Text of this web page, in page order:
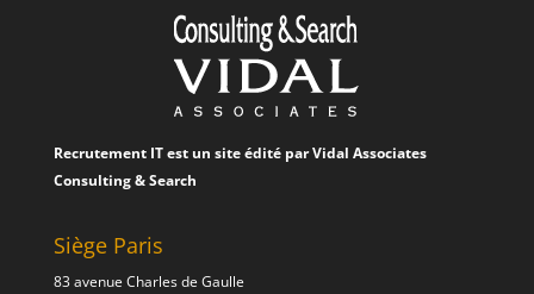
Recrutement IT est un site édité parVidal Associates
Consulting & Search
Siège Paris
83 avenue Charles de Gaulle